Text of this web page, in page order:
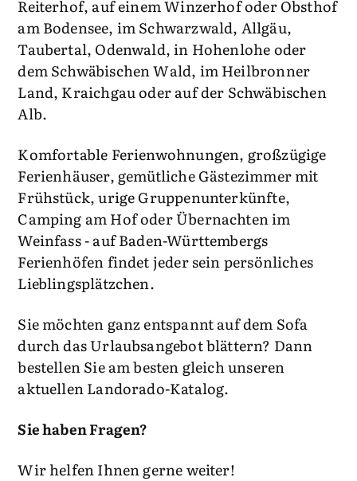
Reiterhof, auf einem Winzerhof oder Obsthof
am Bodensee, im Schwarzwald, Allgäu,
Taubertal, Odenwald, in Hohenlohe oder
dem Schwäbischen Wald, im Heilbronner
Land, Kraichgau oder auf der Schwäbischen
Alb.
Komfortable Ferienwohnungen, großzügige
Ferienhäuser, gemütliche Gästezimmer mit
Frühstück, urige Gruppenunterkünfte,
Camping am Hof oder Übernachten im
Weinfass - auf Baden-Württembergs
Ferienhöfen findet jeder sein persönliches
Lieblingsplätzchen.
Sie möchten ganz entspannt auf dem Sofa
durch das Urlaubsangebot blättern? Dann
bestellen Sie am besten gleich unseren
aktuellen Landorado-Katalog.
Sie haben Fragen?
Wir helfen Ihnen gerne weiter!